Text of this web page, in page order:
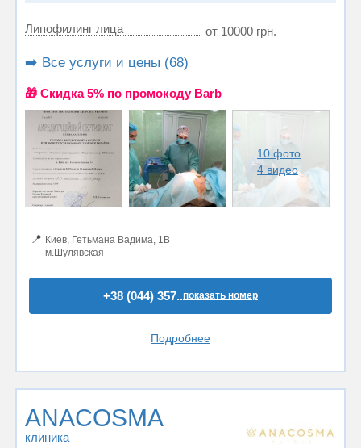
Липофилинг лица от 10000 грн.
➡️ Все услуги и цены (68)
🎁 Cкидка 5% по промокоду Barb
10 фото
4 видео
📍 Киев, Гетьмана Вадима, 1В
м.Шулявская
+38 (044) 357..показать номер
Подробнее
ANACOSMA
клиника